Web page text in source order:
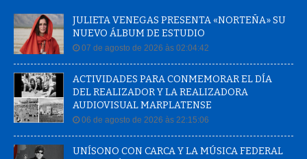
JULIETA VENEGAS PRESENTA «NORTEÑA» SU
NUEVO ÁLBUM DE ESTUDIO
07 de agosto de 2026 às 02:04:42
ACTIVIDADES PARA CONMEMORAR EL DÍA
DEL REALIZADOR Y LA REALIZADORA
AUDIOVISUAL MARPLATENSE
06 de agosto de 2026 às 22:15:06
UNÍSONO CON CARCA Y LA MÚSICA FEDERAL